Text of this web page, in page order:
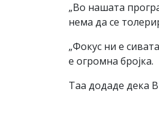
„Во нашата
нема да се
„Фокус ни е
е огромна бројка.
Таа додаде дека